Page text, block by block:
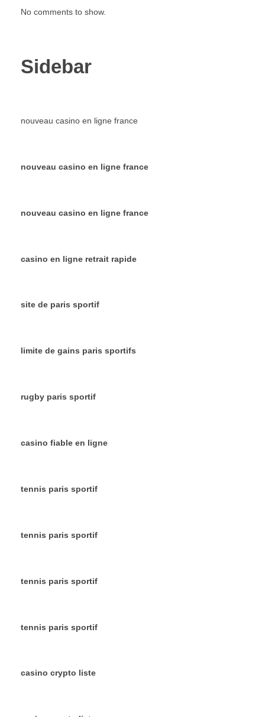
No comments to show.
Sidebar
nouveau casino en ligne france
nouveau casino en ligne france
nouveau casino en ligne france
casino en ligne retrait rapide
site de paris sportif
limite de gains paris sportifs
rugby paris sportif
casino fiable en ligne
tennis paris sportif
tennis paris sportif
tennis paris sportif
tennis paris sportif
casino crypto liste